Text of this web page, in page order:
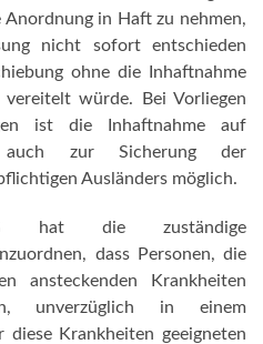
in Haft zu nehmen,
nicht sofort entschieden
ohne die Inhaftnahme
würde. Bei Vorliegen
ist die Inhaftnahme auf
auch zur Sicherung der
Ausländers möglich.
die zuständige
dass Personen, die
ansteckenden Krankheiten
unverzüglich in einem
diese Krankheiten geeigneten